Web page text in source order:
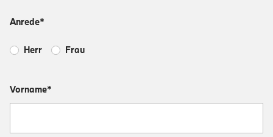
Anrede*
Herr Frau
Vorname*